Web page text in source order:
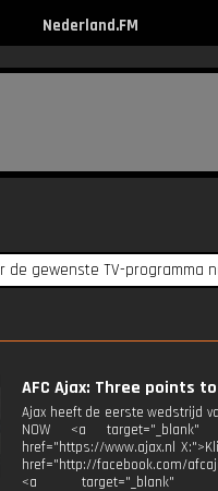
Nederland.FM
AFC Ajax: Three points
Ajax heeft de eerste wedstrijd
NOW <a target="_blank"
href="https://www.ajax.nl
href="http://facebook.com/
<a target="_blank"